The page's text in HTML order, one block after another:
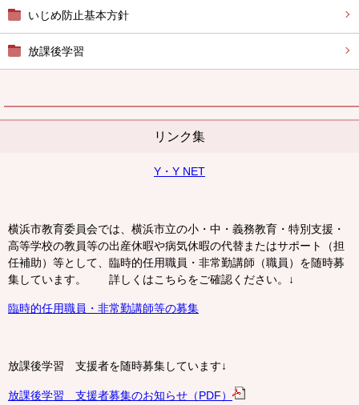
いじめ防止基本方針
放課後学習
リンク集
Y・Y NET
横浜市教育委員会では、横浜市立の小・中・義務教育・特別支援・
高等学校の教員等の出産休暇や病気休暇の代替またはサポート（担
任補助）等として、臨時的任用職員・非常勤講師（職員）を随時募
集しています。 詳しくはこちらをご確認ください。↓
臨時的任用職員・非常勤講師等の募集
放課後学習 支援者を随時募集しています↓
放課後学習 支援者募集のお知らせ（PDF）